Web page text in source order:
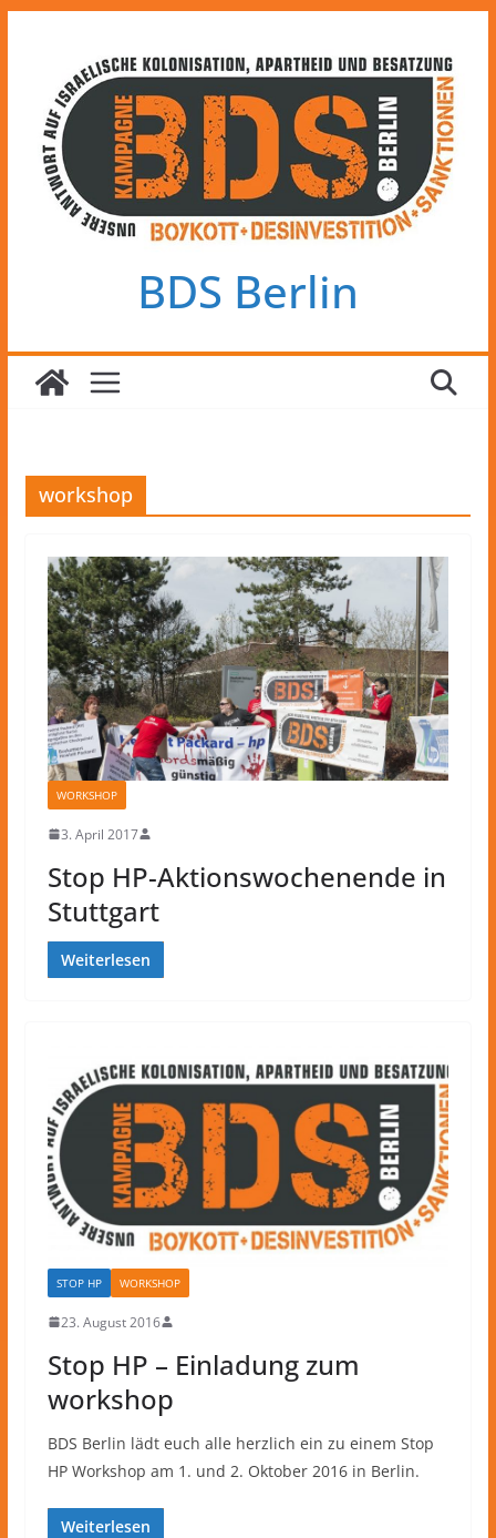
springen
BDS Berlin
workshop
WORKSHOP
3. April 2017
Stop HP-Aktionswochenende in
Stuttgart
Weiterlesen
STOP HP WORKSHOP
23. August 2016
Stop HP – Einladung zum
workshop
BDS Berlin lädt euch alle herzlich ein zu einem Stop
HP Workshop am 1. und 2. Oktober 2016 in Berlin.
Weiterlesen